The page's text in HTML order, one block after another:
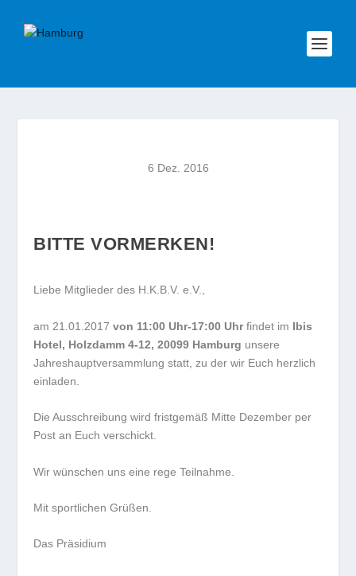
6 Dez. 2016
BITTE VORMERKEN!
Liebe Mitglieder des H.K.B.V. e.V.,
am 21.01.2017 von 11:00 Uhr-17:00 Uhrfindet im Ibis
Hotel, Holzdamm 4-12, 20099 Hamburg unsere
Jahreshauptversammlung statt, zu der wir Euch herzlich
einladen.
Die Ausschreibung wird fristgemäß Mitte Dezember per
Post an Euch verschickt.
Wir wünschen uns eine rege Teilnahme.
Mit sportlichen Grüßen.
Das Präsidium